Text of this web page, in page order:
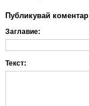
Публикувай коментар
Заглавие:
Текст: